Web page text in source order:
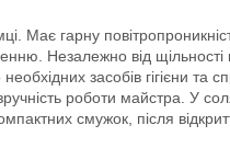
Має гарну
Незалежно від
засобів гігієни та
роботи майстра. У
смужок, після